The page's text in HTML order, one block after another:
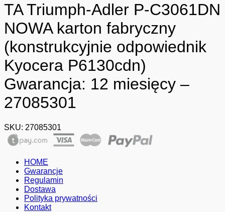
TA Triumph-Adler P-C3061DN
NOWA karton fabryczny
(konstrukcyjnie odpowiednik
Kyocera P6130cdn)
Gwarancja: 12 miesięcy –
27085301
SKU: 27085301
HOME
Gwarancje
Regulamin
Dostawa
Polityka prywatności
Kontakt